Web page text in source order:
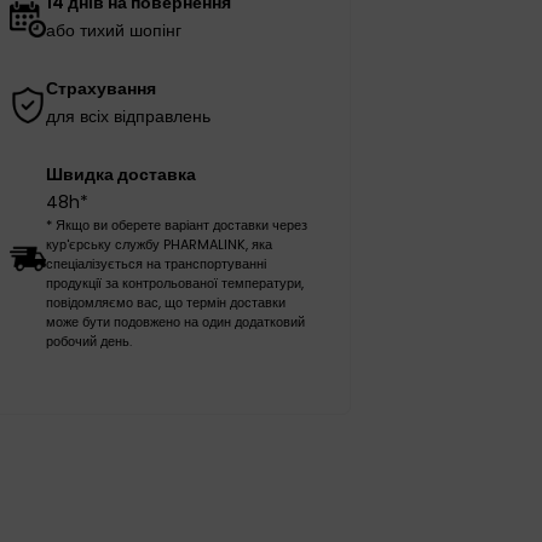
або тихий шопінг
Страхування
для всіх відправлень
Швидка доставка
48h*
* Якщо ви оберете варіант доставки через
кур'єрську службу PHARMALINK, яка
спеціалізується на транспортуванні
продукції за контрольованої температури,
повідомляємо вас, що термін доставки
може бути подовжено на один додатковий
робочий день.